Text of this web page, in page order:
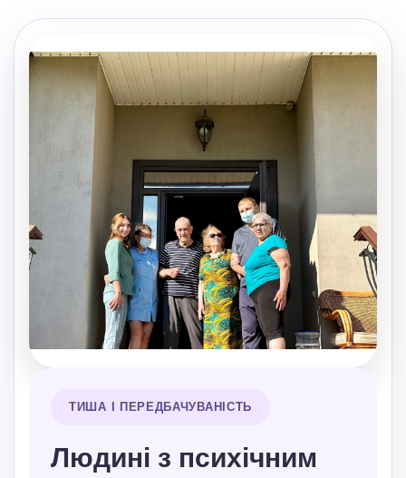
ТИША І ПЕРЕДБАЧУВАНІСТЬ
Людині з психічним